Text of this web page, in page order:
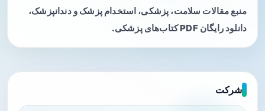
منبع مقالات سلامت، پزشکی، استخدام پزشک و دندانپزشک،
دانلود رایگان PDF کتاب‌های پزشکی.
شرکت